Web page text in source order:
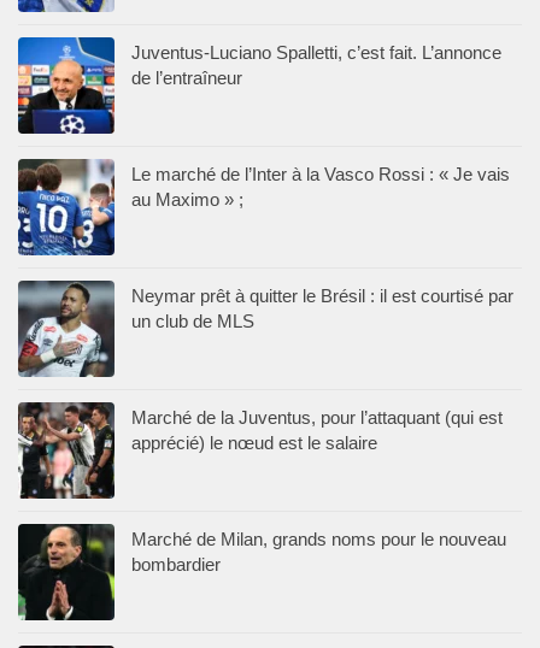
Juventus-Luciano Spalletti, c’est fait. L’annonce
de l’entraîneur
Le marché de l’Inter à la Vasco Rossi : « Je vais
au Maximo » ;
Neymar prêt à quitter le Brésil : il est courtisé par
un club de MLS
Marché de la Juventus, pour l’attaquant (qui est
apprécié) le nœud est le salaire
Marché de Milan, grands noms pour le nouveau
bombardier